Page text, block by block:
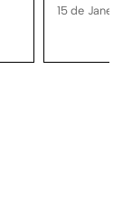
15 de